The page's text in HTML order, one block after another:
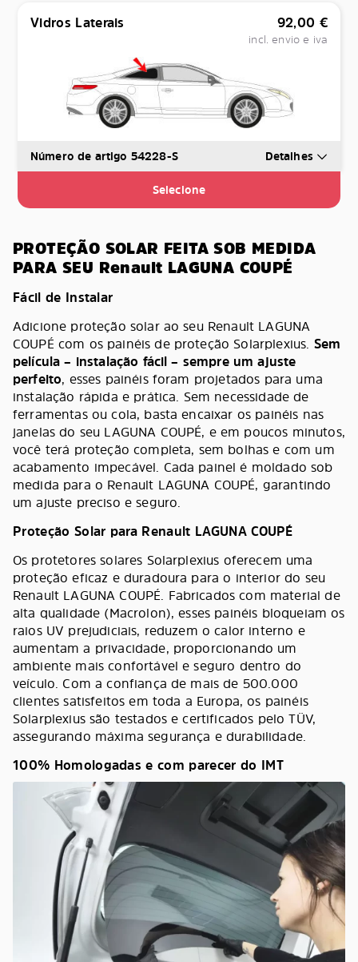
Vidros Laterais 92,00 €
incl. envio e iva
Número de artigo 54228-S Detalhes
Selecione
PROTEÇÃO SOLAR FEITA SOB MEDIDA
PARA SEU Renault LAGUNA COUPÉ
Fácil de Instalar
Adicione proteção solar ao seu Renault LAGUNA
COUPÉ com os painéis de proteção Solarplexius. Sem
película – instalação fácil – sempre um ajuste
perfeito, esses painéis foram projetados para uma
instalação rápida e prática. Sem necessidade de
ferramentas ou cola, basta encaixar os painéis nas
janelas do seu LAGUNA COUPÉ, e em poucos minutos,
você terá proteção completa, sem bolhas e com um
acabamento impecável. Cada painel é moldado sob
medida para o Renault LAGUNA COUPÉ, garantindo
um ajuste preciso e seguro.
Proteção Solar para Renault LAGUNA COUPÉ
Os protetores solares Solarplexius oferecem uma
proteção eficaz e duradoura para o interior do seu
Renault LAGUNA COUPÉ. Fabricados com material de
alta qualidade (Macrolon), esses painéis bloqueiam os
raios UV prejudiciais, reduzem o calor interno e
aumentam a privacidade, proporcionando um
ambiente mais confortável e seguro dentro do
veículo. Com a confiança de mais de 500.000
clientes satisfeitos em toda a Europa, os painéis
Solarplexius são testados e certificados pelo TÜV,
assegurando máxima segurança e durabilidade.
100% Homologadas e com parecer do IMT